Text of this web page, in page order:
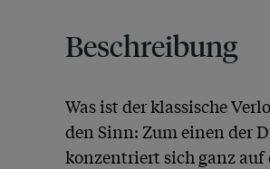
Beschreibung
Was ist der klassische
den Sinn: Zum einen der
konzentriert sich ganz